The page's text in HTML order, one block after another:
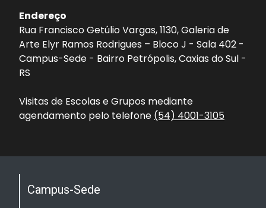
Endereço
Rua Francisco Getúlio Vargas, 1130, Galeria de
Arte Elyr Ramos Rodrigues – Bloco J - Sala 402 -
Campus-Sede - Bairro Petrópolis, Caxias do Sul -
RS
Visitas de Escolas e Grupos mediante
agendamento pelo telefone (54) 4001-3105
Campus-Sede